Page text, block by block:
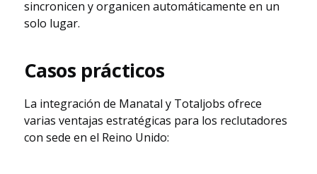
sincronicen y organicen automáticamente en un
solo lugar.
Casos prácticos
La integración de Manatal y Totaljobs ofrece
varias ventajas estratégicas para los reclutadores
con sede en el Reino Unido: